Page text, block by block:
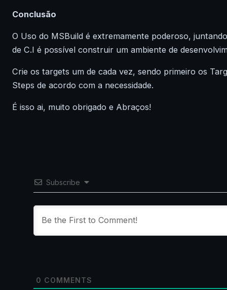
Conclusão
O Uso do MSBuild é extremamente poderoso,
de C.I é possível construir um ambiente de
Crie os targets um de cada vez, sendo primeiro os
Steps de acordo com a necessidade.
É isso ai, muito obrigado e Abraços!
Subscribe
0 COMMENTS